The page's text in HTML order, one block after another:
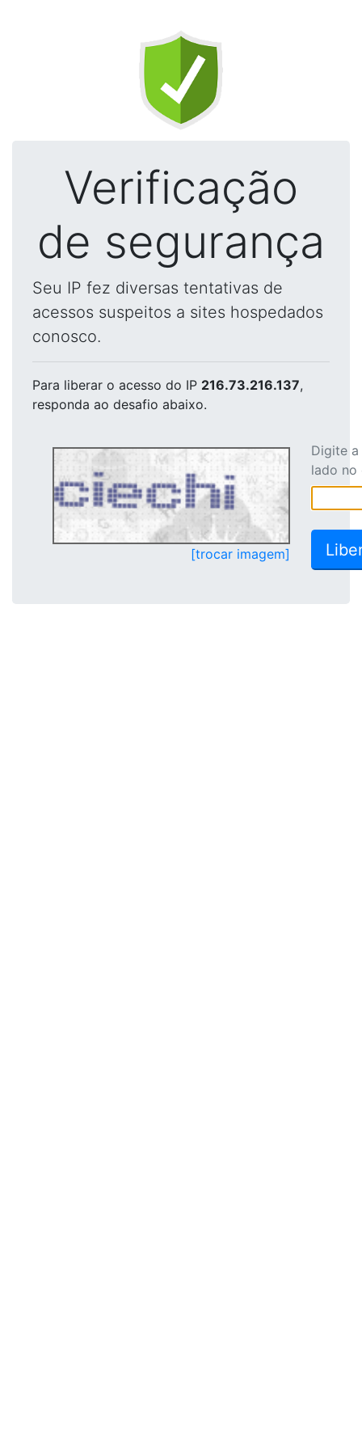
Verificação
de segurança
Seu IP fez diversas tentativas de
acessos suspeitos a sites hospedados
conosco.
Para liberar o acesso do IP 216.73.216.137,
responda ao desafio abaixo.
[trocar imagem]
Digite
lado no